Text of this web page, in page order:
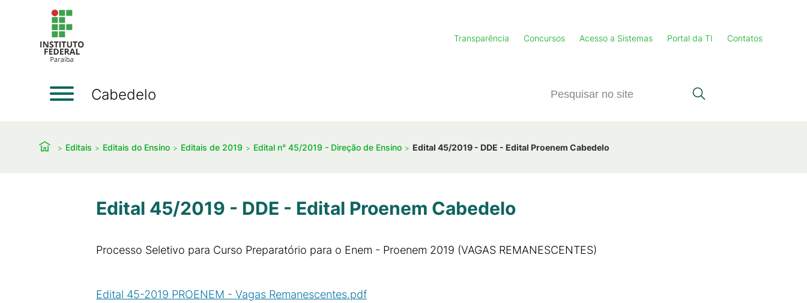
Transparência Concursos Acesso a Sistemas Portal da TI Contatos
Cabedelo
Editais Editais do Ensino Editais de 2019 Edital n° 45/2019 - Direção de Ensino Edital 45/2019 - DDE - Edital Proenem Cabedelo
Edital 45/2019 - DDE - Edital Proenem Cabedelo
Processo Seletivo para Curso Preparatório para o Enem - Proenem 2019 (VAGAS REMANESCENTES)
Edital 45-2019 PROENEM - Vagas Remanescentes.pdf